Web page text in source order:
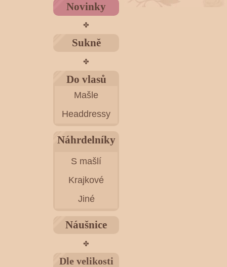
Novinky
✤
Sukně
✤
Do vlasů
Mašle
Headdressy
Náhrdelníky
S mašlí
Krajkové
Jiné
Náušnice
✤
Dle velikosti